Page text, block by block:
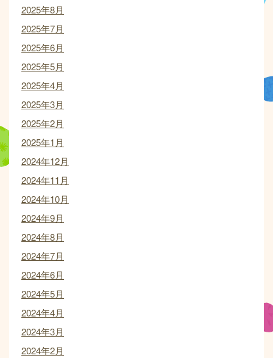
2025年8月
2025年7月
2025年6月
2025年5月
2025年4月
2025年3月
2025年2月
2025年1月
2024年12月
2024年11月
2024年10月
2024年9月
2024年8月
2024年7月
2024年6月
2024年5月
2024年4月
2024年3月
2024年2月